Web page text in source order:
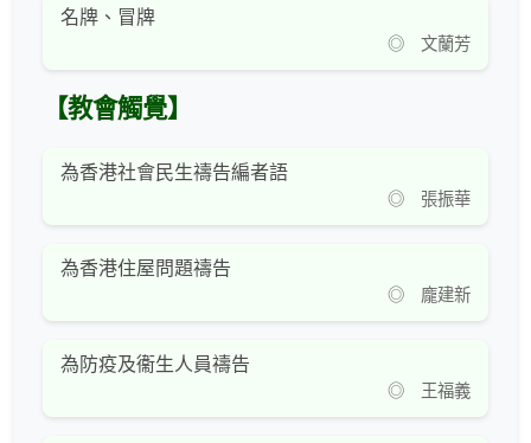
名牌、冒牌
◎ 文蘭芳
【教會觸覺】
為香港社會民生禱告編者語
◎ 張振華
為香港住屋問題禱告
◎ 龐建新
為防疫及衞生人員禱告
◎ 王福義